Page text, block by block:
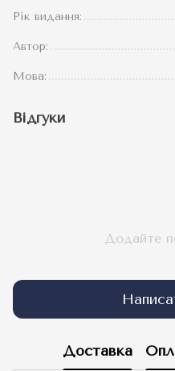
Рік видання:
Автор:
Мова:
Відгуки
Додайте
Доставка